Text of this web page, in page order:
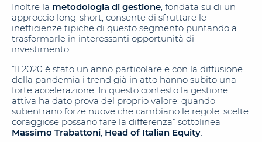
Inoltre la metodologia di gestione , fondata su di un
approccio long-short, consente di sfruttare le
inefficienze tipiche di questo segmento puntando a
trasformarle in interessanti opportunità di
investimento.
“Il 2020 è stato un anno particolare e con la diffusione
della pandemia i trend già in atto hanno subito una
forte accelerazione. In questo contesto la gestione
attiva ha dato prova del proprio valore: quando
subentrano forze nuove che cambiano le regole, scelte
coraggiose possano fare la differenza” sottolinea
Massimo Trabattoni Head of Italian Equity